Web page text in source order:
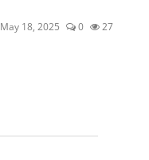
May 18, 2025 0 27